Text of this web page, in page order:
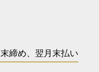
締め、翌月末払い